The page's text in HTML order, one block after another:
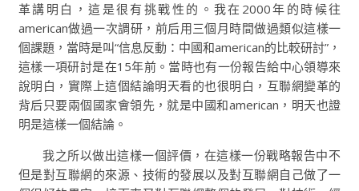
革講明白，這是很有挑戰性的。我在2000年的時候往
american做過一次調研，前后用三個月時間做過類似這樣一
個課題，當時是叫“信息反動：中國和american的比較研討”，
這樣一項研討是在15年前。當時也有一份報告給中心領導來
說明白，實際上這個結論明天看的也很明白，互聯網變革的
背后只要兩個國家會領先，就是中國和american，明天也證
明是這樣一個結論。
我之所以做出這樣一個評價，在這樣一份戰略報告中不
但是對互聯網的來源、技術的發展以及對互聯網自己做了一